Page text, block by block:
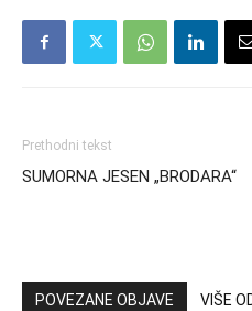
Prethodni tekst
SUMORNA JESEN „BRODARA“
POVEZANE OBJAVE VIŠE